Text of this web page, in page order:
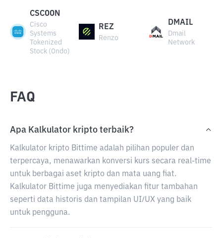
CSCOON
Cisco
Systems
Tokenized
Stock (Ondo)
REZ
Renzo
DMAIL
Dmail
Network
FAQ
Apa Kalkulator kripto terbaik?
Kalkulator kripto Bittime adalah pilihan populer dan
terpercaya, menawarkan konversi kurs secara real-time
untuk berbagai aset kripto dan mata uang fiat.
Kalkulator Bittime juga menyediakan fitur tambahan
seperti data historis dan tampilan UI/UX yang baik
untuk pengguna.